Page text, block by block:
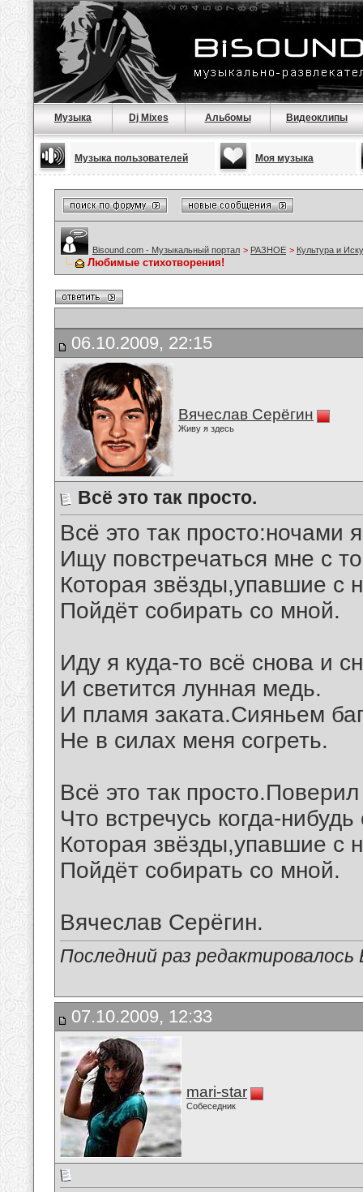
Музыка Dj Mixes Альбомы Видеоклипы
Музыка пользователей Моя музыка
Bisound.com - Музыкальный портал > РАЗНОЕ > Культура и
Любимые стихотворения!
06.10.2009, 22:15
Вячеслав Серёгин
Живу я здесь
Всё это так просто.
Всё это так просто:ночами
Ищу повстречаться мне с
Которая звёзды,упавшие с
Пойдёт собирать со мной.
Иду я куда-то всё снова и
И светится лунная медь.
И пламя заката.Сияньем
Не в силах меня согреть.
Всё это так
Что встречусь когда-нибудь
Которая звёзды,упавшие с
Пойдёт собирать со мной.
Вячеслав Серёгин.
Последний раз
07.10.2009, 12:33
mari-star
Собеседник